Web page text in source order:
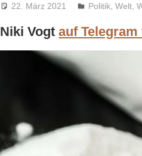
22. März 2021 Niki Vogt
Politik, Welt,
Niki Vogtauf Telegram